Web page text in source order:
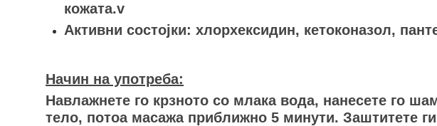
кожата.v
Активни состојки: хлорхексидин, кетоконазол,
Начин на употреба:
Навлажнете го крзното со млака вода, нанесете го
тело, потоа масажа приближно 5 минути. Заштитете